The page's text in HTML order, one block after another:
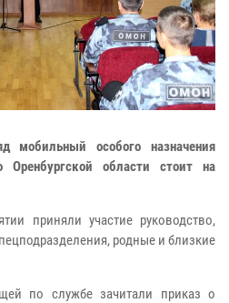
мобильный особого назначения
Оренбургской области стоит на
приняли участие руководство,
родные и близкие
по службе зачитали приказ о